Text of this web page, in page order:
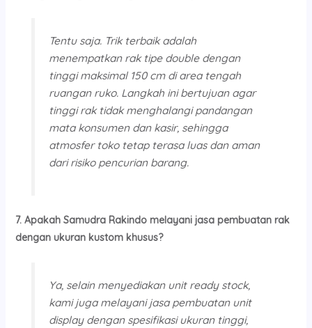
Tentu saja. Trik terbaik adalah
menempatkan rak tipe doubledengan
tinggi maksimal 150 cm di area tengah
ruangan ruko. Langkah ini bertujuan agar
tinggi rak tidak menghalangi pandangan
mata konsumen dan kasir, sehingga
atmosfer toko tetap terasa luas dan aman
dari risiko pencurian barang.
7. Apakah Samudra Rakindo melayani jasa pembuatan rak
dengan ukuran kustom khusus?
Ya, selain menyediakan unit ready stock,
kami juga melayani jasa pembuatan unit
display dengan spesifikasi ukuran tinggi,